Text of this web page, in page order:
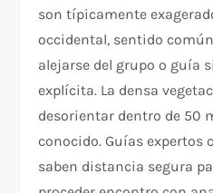
son típicamente
occidental, sentido
alejarse del grupo o guía
explícita. La densa
desorientar dentro de 50
conocido. Guías expertos
saben distancia segura